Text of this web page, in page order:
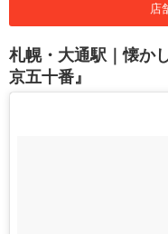
店
札幌・大通駅｜懐か
京五十番』